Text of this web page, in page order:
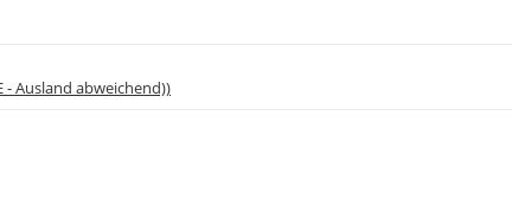
- Ausland abweichend))